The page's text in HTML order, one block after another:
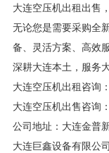
大连空压机出租出售
无论您是需要采购全
备、灵活方案、高效
深耕大连本土，服务
大连空压机出租咨询
大连空压机出售咨询
公司地址：大连金普
大连巨鑫设备有限公